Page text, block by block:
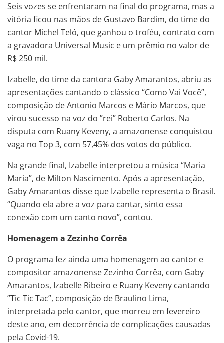
Seis vozes se enfrentaram na final do programa, mas a
vitória ficou nas mãos de Gustavo Bardim, do time do
cantor Michel Teló, que ganhou o troféu, contrato com
a gravadora Universal Music e um prêmio no valor de
R$ 250 mil.
Izabelle, do time da cantora Gaby Amarantos, abriu as
apresentações cantando o clássico “Como Vai Você”,
composição de Antonio Marcos e Mário Marcos, que
virou sucesso na voz do ”rei” Roberto Carlos. Na
disputa com Ruany Keveny, a amazonense conquistou
vaga no Top 3, com 57,45% dos votos do público.
Na grande final, Izabelle interpretou a música “Maria
Maria”, de Milton Nascimento. Após a apresentação,
Gaby Amarantos disse que Izabelle representa o Brasil.
“Quando ela abre a voz para cantar, sinto essa
conexão com um canto novo”, contou.
Homenagem a Zezinho Corrêa
O programa fez ainda uma homenagem ao cantor e
compositor amazonense Zezinho Corrêa, com Gaby
Amarantos, Izabelle Ribeiro e Ruany Keveny cantando
”Tic Tic Tac”, composição de Braulino Lima,
interpretada pelo cantor, que morreu em fevereiro
deste ano, em decorrência de complicações causadas
pela Covid-19.